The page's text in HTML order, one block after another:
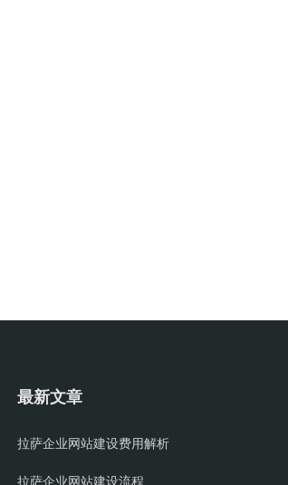
最新文章
拉萨企业网站建设费用解析
拉萨企业网站建设流程